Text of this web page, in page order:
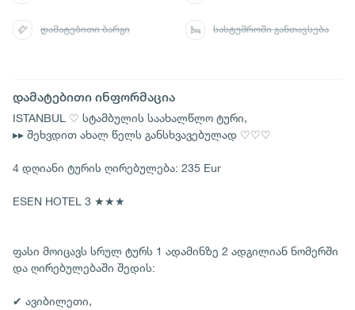
დამატებითი ინფორმაცია
ISTANBUL ♡ სტამბულის საახალწლო ტური,
▸▸ შეხვდით ახალ წელს განსხვავებულად ♡♡♡
4 დღიანი ტურის ღირებულება: 235 Eur
ESEN HOTEL 3 ★★★
ფასი მოიცავს სრულ ტურს 1 ადამინზე 2 ადგილიან ნომერში
და ღირებულებაში შედის:
✔ ავიბილეთი,
დამატებითი ბარგი სასტუმროში განთავსება